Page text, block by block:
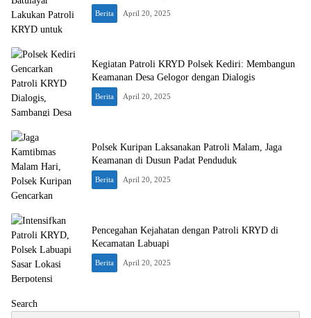
Berita April 20, 2025
Kegiatan Patroli KRYD Polsek Kediri: Membangun
Keamanan Desa Gelogor dengan Dialogis
Berita April 20, 2025
Polsek Kuripan Laksanakan Patroli Malam, Jaga
Keamanan di Dusun Padat Penduduk
Berita April 20, 2025
Pencegahan Kejahatan dengan Patroli KRYD di
Kecamatan Labuapi
Berita April 20, 2025
Search